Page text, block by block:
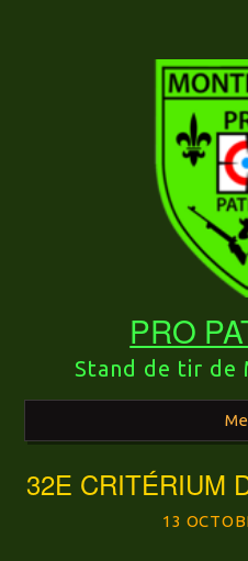
PRO
Stand de tir de
Aller au contenu principal
32E CRITÉRIUM
13